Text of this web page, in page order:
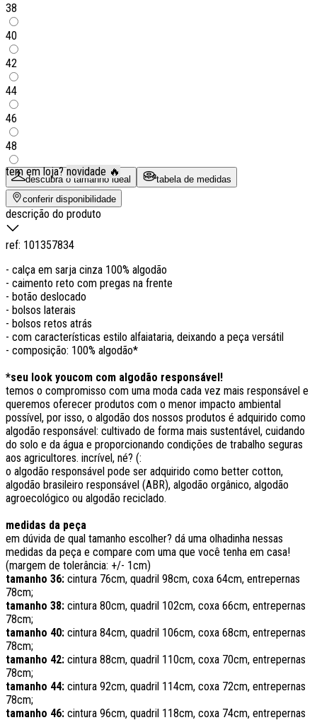
38
40
42
44
46
48
descubra o tamanho ideal tabela de medidas
tem em loja? novidade 🔥
conferir disponibilidade
descrição do produto
ref: 101357834
- calça em sarja cinza 100% algodão
- caimento reto com pregas na frente
- botão deslocado
- bolsos laterais
- bolsos retos atrás
- com características estilo alfaiataria, deixando a peça versátil
- composição: 100% algodão*
*seu look youcom com algodão responsável!
temos o compromisso com uma moda cada vez mais responsável e
queremos oferecer produtos com o menor impacto ambiental
possível, por isso, o algodão dos nossos produtos é adquirido como
algodão responsável: cultivado de forma mais sustentável, cuidando
do solo e da água e proporcionando condições de trabalho seguras
aos agricultores. incrível, né? (:
o algodão responsável pode ser adquirido como better cotton,
algodão brasileiro responsável (ABR), algodão orgânico, algodão
agroecológico ou algodão reciclado.
medidas da peça
em dúvida de qual tamanho escolher? dá uma olhadinha nessas
medidas da peça e compare com uma que você tenha em casa!
(margem de tolerância: +/- 1cm)
tamanho 36: cintura 76cm, quadril 98cm, coxa 64cm, entrepernas
78cm;
tamanho 38: cintura 80cm, quadril 102cm, coxa 66cm, entrepernas
78cm;
tamanho 40: cintura 84cm, quadril 106cm, coxa 68cm, entrepernas
78cm;
tamanho 42: cintura 88cm, quadril 110cm, coxa 70cm, entrepernas
78cm;
tamanho 44: cintura 92cm, quadril 114cm, coxa 72cm, entrepernas
78cm;
tamanho 46: cintura 96cm, quadril 118cm, coxa 74cm, entrepernas